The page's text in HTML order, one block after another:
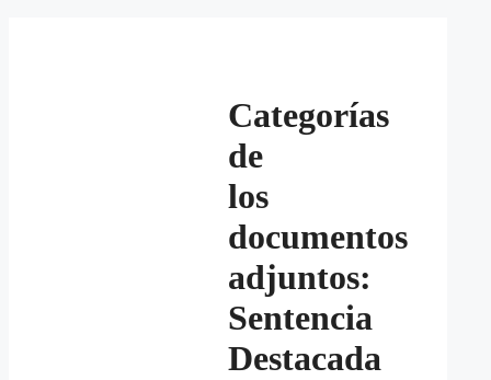
Categorías
de
los
documentos
adjuntos:
Sentencia
Destacada